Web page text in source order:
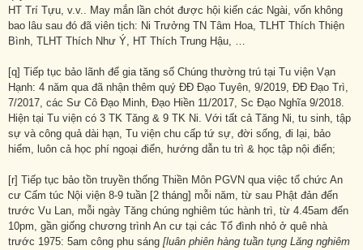
HT Trí Tựu, v.v.. May mắn lần chót được hội kiến các Ngài, vốn không
bao lâu sau đó đã viên tịch: Ni Trưởng TN Tâm Hoa, TLHT Thích Thiện
Bình, TLHT Thích Như Ý, HT Thích Trung Hậu, …
[q] Tiếp tục bảo lãnh để gia tăng số Chúng thường trú tại Tu viện Vạn
Hạnh: 4 năm qua đã nhận thêm quý ĐĐ Đạo Tuyên, 9/2019, ĐĐ Đạo Trì,
7/2017, các Sư Cô Đạo Minh, Đạo Hiền 11/2017, Sc Đạo Nghĩa 9/2018.
Hiện tại Tu viện có 3 TK Tăng & 9 TK Ni. Với tất cả Tăng Ni, tu sinh, tập
sự và công quả dài hạn, Tu viện chu cấp tứ sự, đời sống, đi lại, bảo
hiểm, luôn cả học phí ngoại điển, hướng dẫn tu trì & học tập nội điển;
[r] Tiếp tục bảo tồn truyền thống Thiền Môn PGVN qua việc tổ chức An
cư Cấm túc Nội viện 8-9 tuần [2 tháng] mỗi năm, từ sau Phật đản đến
trước Vu Lan, mỗi ngày Tăng chúng nghiêm túc hành trì, từ 4.45am đến
10pm, gần giống chương trình An cư tại các Tổ đình nhỏ ở quê nhà
trước 1975: 5am công phu sáng [luân phiên hàng tuần tụng Lăng nghiêm